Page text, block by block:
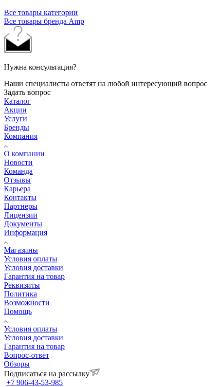
Все товары категории
Все товары бренда Amp
Нужна консультация?
Наши специалисты ответят на любой интересующий вопрос
Задать вопрос
Каталог
Акции
Услуги
Бренды
Компания
О компании
Новости
Команда
Отзывы
Карьера
Контакты
Партнеры
Лицензии
Документы
Информация
Магазины
Условия оплаты
Условия доставки
Гарантия на товар
Реквизиты
Политика
Возможности
Помощь
Условия оплаты
Условия доставки
Гарантия на товар
Вопрос-ответ
Обзоры
Подписаться на рассылку
+7 906-43-53-985